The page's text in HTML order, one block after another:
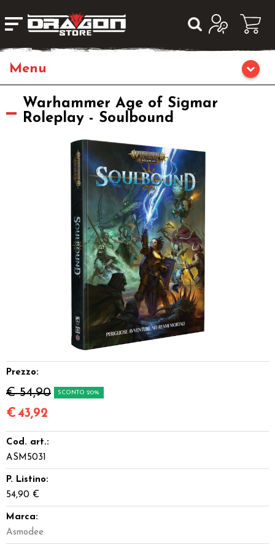
Home
Giochi di Carte Collezionabili
Giocattoli e Gadget
Warhammer Age of Sigmar
Roleplay - Soulbound
Prezzo:
€ 54,90 SCONTO 20%
€43,92
Cod. art.:
ASM5031
P. Listino:
54,90 €
Marca:
Asmodee